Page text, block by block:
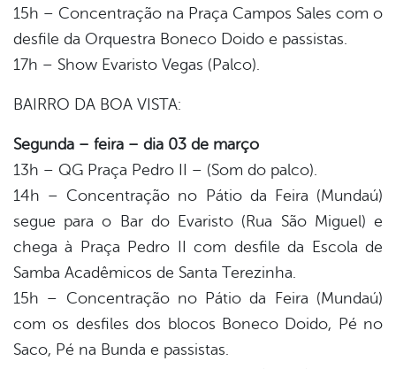
15h – Concentração na Praça Campos Sales com o
desfile da Orquestra Boneco Doido e passistas.
17h – Show Evaristo Vegas (Palco).
BAIRRO DA BOA VISTA:
Segunda – feira – dia 03 de março
13h – QG Praça Pedro II – (Som do palco).
14h – Concentração no Pátio da Feira (Mundaú)
segue para o Bar do Evaristo (Rua São Miguel) e
chega à Praça Pedro II com desfile da Escola de
Samba Acadêmicos de Santa Terezinha.
15h – Concentração no Pátio da Feira (Mundaú)
com os desfiles dos blocos Boneco Doido, Pé no
Saco, Pé na Bunda e passistas.